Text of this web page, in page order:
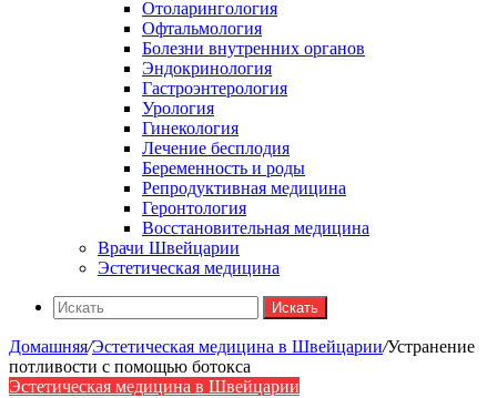
Отоларингология
Офтальмология
Болезни внутренних органов
Эндокринология
Гастроэнтерология
Урология
Гинекология
Лечение бесплодия
Беременность и роды
Репродуктивная медицина
Геронтология
Восстановительная медицина
Врачи Швейцарии
Эстетическая медицина
Искать
Домашняя/Эстетическая медицина в Швейцарии/Устранение
потливости с помощью ботокса
Эстетическая медицина в Швейцарии